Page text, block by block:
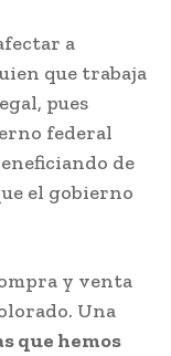
a
que trabaja
pues
federal
de
el gobierno
y venta
Una
que hemos